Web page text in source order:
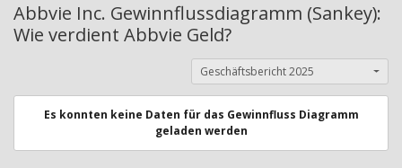
Abbvie Inc. Gewinnflussdiagramm (Sankey):
Wie verdient Abbvie Geld?
Geschäftsbericht 2025
Es konnten keine Daten für das Gewinnfluss Diagramm
geladen werden